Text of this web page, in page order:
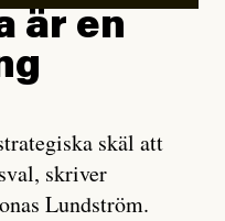
bara misstankar,
just för att inte skapa
påstår, ”vad som
den bidrar bara till
inte ett enda bevis
är en
skäl att
skriver
Lundström.